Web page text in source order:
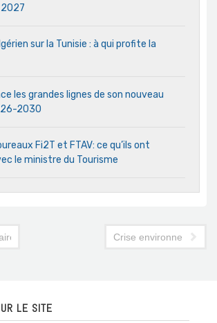
sur la Tunisie : à qui profite la
les grandes lignes de son nouveau
2030
Fi2T et FTAV: ce qu’ils ont
le ministre du Tourisme
de la FTH dans l’affaire de la SGA
Crise
LE SITE